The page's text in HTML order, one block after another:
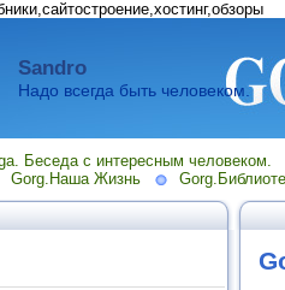
Sandro
Надо всегда быть человеком.
Беседа с интересным человеком.
Gorg.Наша Жизнь